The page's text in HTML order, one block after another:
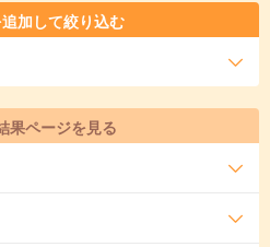
加して絞り込む
果ページを見る